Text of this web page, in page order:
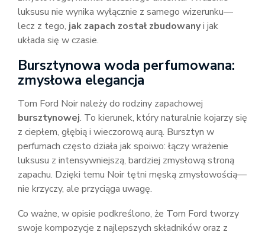
luksusu nie wynika wyłącznie z samego wizerunku—
lecz z tego, jak zapach został zbudowanyi jak
układa się w czasie.
Bursztynowa woda perfumowana:
zmysłowa elegancja
Tom Ford Noir należy do rodziny zapachowej
bursztynowej. To kierunek, który naturalnie kojarzy się
z ciepłem, głębią i wieczorową aurą. Bursztyn w
perfumach często działa jak spoiwo: łączy wrażenie
luksusu z intensywniejszą, bardziej zmysłową stroną
zapachu. Dzięki temu Noir tętni męską zmysłowością—
nie krzyczy, ale przyciąga uwagę.
Co ważne, w opisie podkreślono, że Tom Ford tworzy
swoje kompozycje z najlepszych składników oraz z